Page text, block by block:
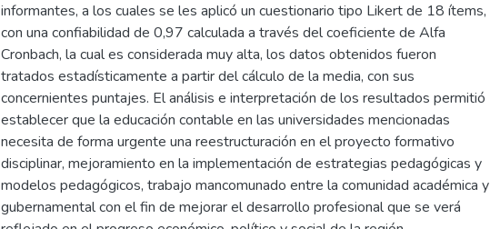
informantes, a los cuales se les aplicó un cuestionario tipo Likert de 18 ítems,
con una confiabilidad de 0,97 calculada a través del coeficiente de Alfa
Cronbach, la cual es considerada muy alta, los datos obtenidos fueron
tratados estadísticamente a partir del cálculo de la media, con sus
concernientes puntajes. El análisis e interpretación de los resultados permitió
establecer que la educación contable en las universidades mencionadas
necesita de forma urgente una reestructuración en el proyecto formativo
disciplinar, mejoramiento en la implementación de estrategias pedagógicas y
modelos pedagógicos, trabajo mancomunado entre la comunidad académica y
gubernamental con el fin de mejorar el desarrollo profesional que se verá